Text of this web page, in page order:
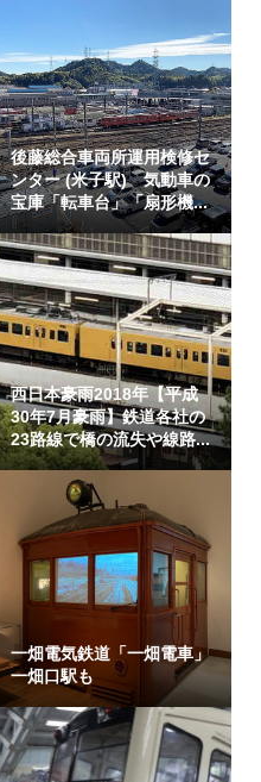
後藤総合車両所運用検修セ
ンター (米子駅) 気動車の
宝庫「転車台」「扇形機...
西日本豪雨2018年【平成
30年7月豪雨】鉄道各社の
23路線で橋の流失や線路...
一畑電気鉄道「一畑電車」
一畑口駅も